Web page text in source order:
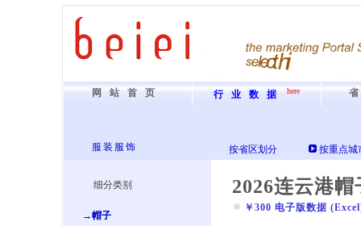
网站首页 行业数据 here
服装服饰 按省区划分 按重点城
细分类别
→帽子
2026连云港
￥300 电子版数据